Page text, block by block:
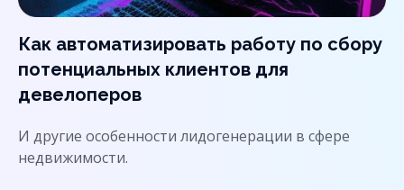
Как автоматизировать работу по сбору
потенциальных клиентов для
девелоперов
И другие особенности лидогенерации в сфере
недвижимости.